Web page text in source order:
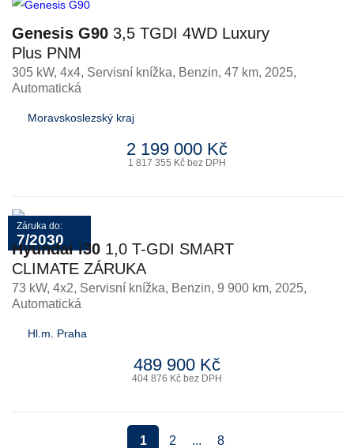
Genesis G90 3,5 TGDI 4WD Luxury
Plus PNM
305 kW, 4x4, Servisní knížka, Benzin, 47 km, 2025,
Automatická
Moravskoslezský kraj
2 199 000 Kč
1 817 355 Kč bez DPH
Záruka do:
7/2030
Hyundai i30 1,0 T-GDI SMART
CLIMATE ZÁRUKA
73 kW, 4x2, Servisní knížka, Benzin, 9 900 km, 2025,
Automatická
Hl.m. Praha
489 900 Kč
404 876 Kč bez DPH
1 2 ... 8